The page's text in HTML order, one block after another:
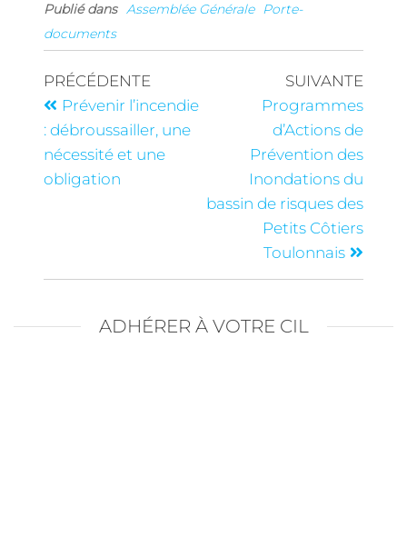
Publié dans Assemblée Générale Porte-
documents
PRÉCÉDENTE
Prévenir l’incendie
: débroussailler, une
nécessité et une
obligation
SUIVANTE
Programmes
d’Actions de
Prévention des
Inondations du
bassin de risques des
Petits Côtiers
Toulonnais
ADHÉRER À VOTRE CIL